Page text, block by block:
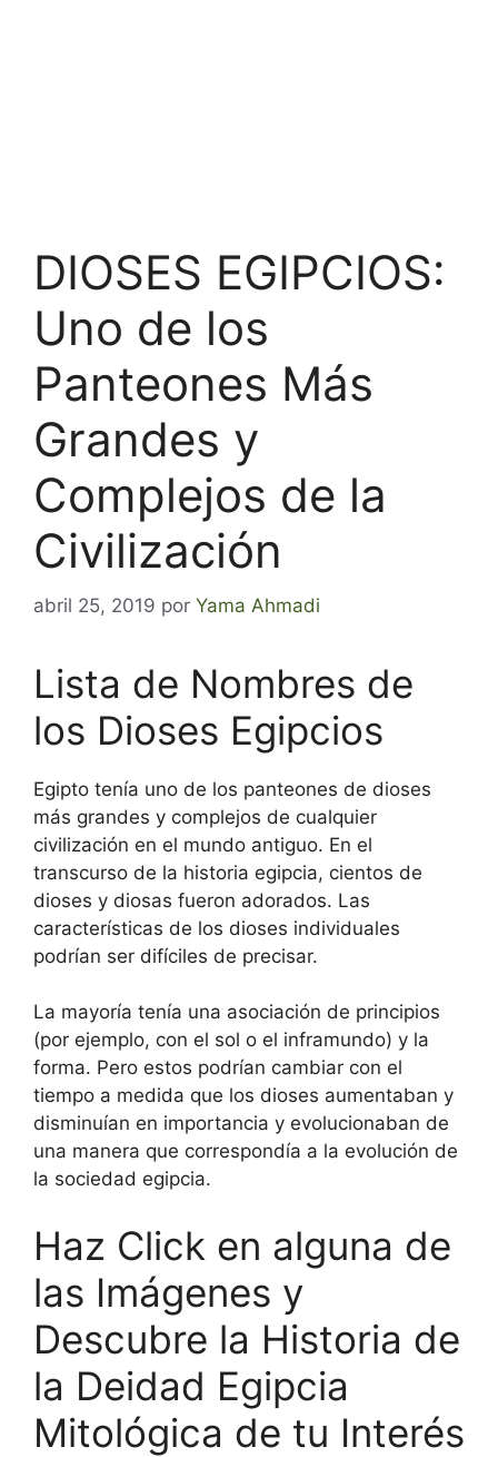
DIOSES EGIPCIOS:
Uno de los
Panteones Más
Grandes y
Complejos de la
Civilización
abril 25, 2019 por Yama Ahmadi
Lista de Nombres de
los Dioses Egipcios
Egipto tenía uno de los panteones de dioses
más grandes y complejos de cualquier
civilización en el mundo antiguo. En el
transcurso de la historia egipcia, cientos de
dioses y diosas fueron adorados. Las
características de los dioses individuales
podrían ser difíciles de precisar.
La mayoría tenía una asociación de principios
(por ejemplo, con el sol o el inframundo) y la
forma. Pero estos podrían cambiar con el
tiempo a medida que los dioses aumentaban y
disminuían en importancia y evolucionaban de
una manera que correspondía a la evolución de
la sociedad egipcia.
Haz Click en alguna de
las Imágenes y
Descubre la Historia de
la Deidad Egipcia
Mitológica de tu Interés